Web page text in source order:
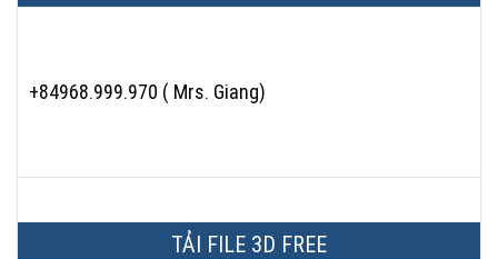
+84968.999.970 ( Mrs. Giang)
TẢI FILE 3D FREE